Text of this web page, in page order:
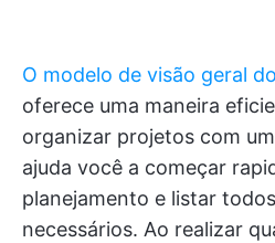
O modelo de visão geral
oferece uma maneira
organizar projetos com
ajuda você a começar
planejamento e listar
necessários. Ao realizar